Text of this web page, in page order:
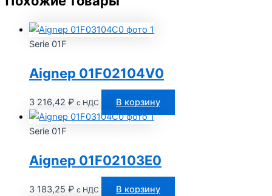
Serie 01F
Aignep 01F02104V0
3 216,42 ₽ с НДС В корзину
Serie 01F
Aignep 01F02103E0
3 183,25 ₽ с НДС В корзину